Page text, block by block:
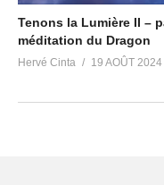
Tenons la Lumière II –
méditation du Dragon
Hervé Cinta 19 AOÛT 2024